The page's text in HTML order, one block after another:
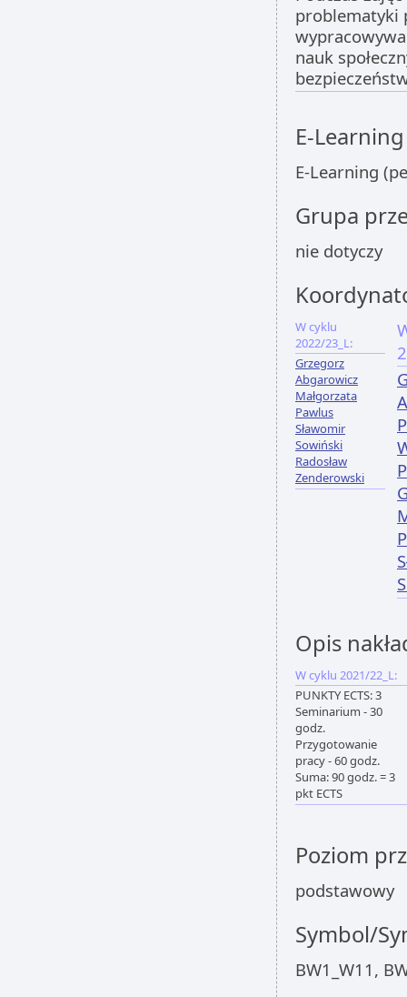
problematyki
nauk
E-Learning
E-Learning
Grupa
nie dotyczy
W cyklu
2022/23_L:
Grzegorz
Abgarowicz
Małgorzata
Pawlus
Sławomir
Sowiński
Radosław
Zenderowski
Opis
W cyklu 2021/22_L:
PUNKTY ECTS: 3
Seminarium - 30
godz.
Przygotowanie
pracy - 60 godz.
Suma: 90 godz. = 3
pkt ECTS
Poziom
podstawowy
Symbol/
BW1_W11,